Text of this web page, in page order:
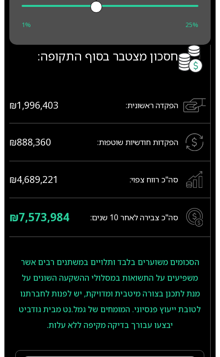
1% 25%
חסכון מצטבר בסוף התקופה:
הפקדה ראשונית: ₪1,996,403
הפקדות חודשיות שוטפות: ₪888,360
סה"כ רווח צפוי: ₪4,689,221
סה"כ צבירה לאחר 10 שנים: ₪7,573,984
הסכומים משוערים בלבד ותלויים במשתנים רבים אשר
משפיעים על התשואות במסלולי ההשקעה השונים על
מנת לתכנן בצורה מיטבית ומדויקת, יש לפנות לחברתנו
לטובת ייעוץ פנסיוני. המומחים של גמל.נט מבית גודביט
יבצעו עבורך בדיקה מקיפה ללא עלות.